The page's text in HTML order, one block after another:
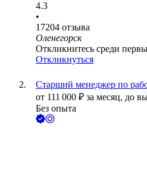
4.3
•
17204 отзыва
Оленегорск
Откликнитесь среди
Откликнуться
Старший менеджер по
от 111 000 ₽ за месяц, до
Без опыта